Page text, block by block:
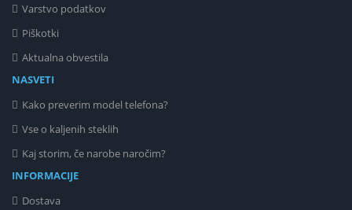
Varstvo podatkov
Piškotki
Aktualna obvestila
NASVETI
Kako preverim model telefona?
Vse o kaljenih steklih
Kaj storim, če narobe naročim?
INFORMACIJE
Dostava